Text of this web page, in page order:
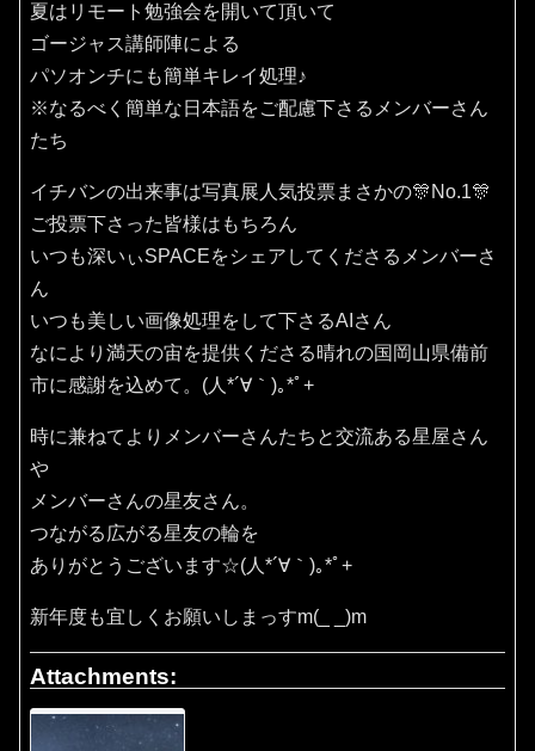
夏はリモート勉強会を開いて頂いて
ゴージャス講師陣による
パソオンチにも簡単キレイ処理♪
※なるべく簡単な日本語をご配慮下さるメンバーさん
たち
イチバンの出来事は写真展人気投票まさかの🎊No.1🎊
ご投票下さった皆様はもちろん
いつも深いぃSPACEをシェアしてくださるメンバーさ
ん
いつも美しい画像処理をして下さるAIさん
なにより満天の宙を提供くださる晴れの国岡山県備前
市に感謝を込めて。(⁠人⁠*⁠´⁠∀⁠｀⁠)⁠｡⁠*ﾟ⁠+
時に兼ねてよりメンバーさんたちと交流ある星屋さん
や
メンバーさんの星友さん。
つながる広がる星友の輪を
ありがとうございます☆(⁠人⁠*⁠´⁠∀⁠｀⁠)⁠｡⁠*ﾟ⁠+
新年度も宜しくお願いしまっすm(_ _)m
Attachments: